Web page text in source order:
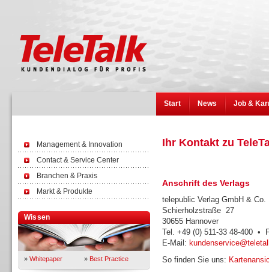
Start News Job &
Management & Innovation
Contact & Service Center
Branchen & Praxis
Markt & Produkte
Wissen
» Whitepaper » Best Practice
Ihr Kontakt zu
Anschrift des Verlags
telepublic Verlag GmbH & Co.
Schierholzstraße 27
30655 Hannover
Tel. +49 (0) 511-33 48-400 •
E-Mail:
So finden Sie uns: